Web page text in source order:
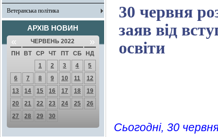
Ветеранська політика
АРХІВ НОВИН
« ЧЕРВЕНЬ 2022 »
ПН ВТ СР ЧТ ПТ СБ
НД
1
2 3 4
5
6
7 8 9 10 11
12
13
14 15 16 17 18
19
20
21 22 23 24 25
26
27
28 29 30
30 червня
заяв від
освіти
Сьогодні, 30